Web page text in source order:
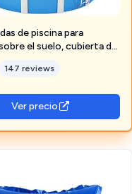
de piscina para
el suelo, cubierta de
invierno, 4 x 4 pies,
inflable de aire flotante
de bola de
147 reviews
Ver precio